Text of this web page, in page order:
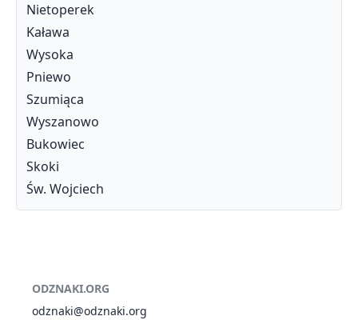
Nietoperek
Kaława
Wysoka
Pniewo
Szumiąca
Wyszanowo
Bukowiec
Skoki
Św. Wojciech
ODZNAKI.ORG
odznaki@odznaki.org